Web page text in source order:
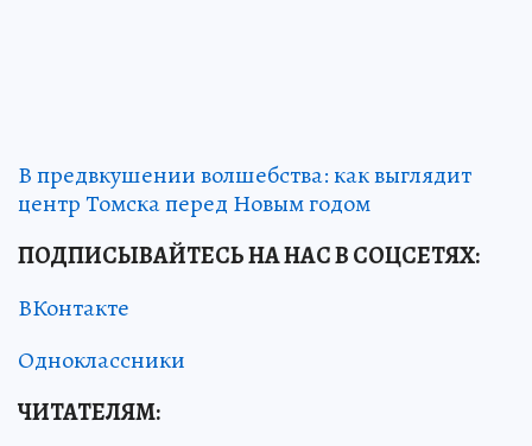
В предвкушении волшебства: как выглядит
центр Томска перед Новым годом
ПОДПИСЫВАЙТЕСЬ НА НАС В СОЦСЕТЯХ:
ВКонтакте
Одноклассники
ЧИТАТЕЛЯМ: